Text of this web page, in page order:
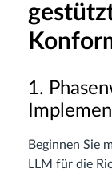
1.
Beginnen Sie
LLM für die